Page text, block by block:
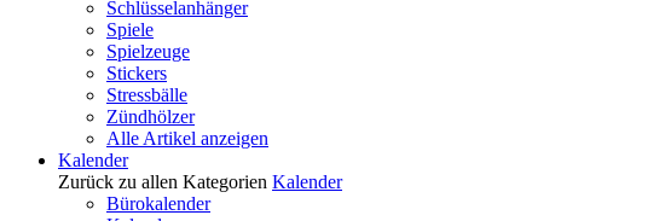
Schlüsselanhänger
Spiele
Spielzeuge
Stickers
Stressbälle
Zündhölzer
Alle Artikel anzeigen
Kalender
Zurück zu allen Kategorien Kalender
Bürokalender